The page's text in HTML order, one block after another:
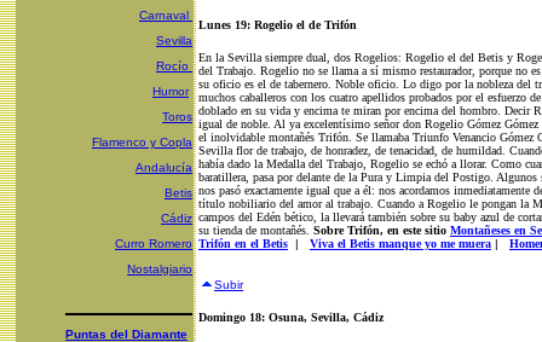
Carnaval
Sevilla
Rocío
Humor
Toros
Flamenco y Copla
Andalucía
Betis
Cádiz
Curro Romero
Nostalgiario
Puntas del Diamante
Lunes 19: Rogelio el de Trifón
En la Sevilla siempre dual, dos Rogelios: Rogelio el del Betis y
del Trabajo. Rogelio no se llama a sí mismo restaurador, porque no
su oficio es el de tabernero. Noble oficio. Lo digo por la nobleza del
muchos caballeros con los cuatro apellidos probados por el esfuerzo
doblado en su vida y encima te miran por encima del hombro. Decir
igual de noble. Al ya excelentísimo señor don Rogelio Gómez
el inolvidable montañés Trifón. Se llamaba Triunfo Venancio Gómez
Sevilla flor de trabajo, de honradez, de tenacidad, de humildad.
había dado la Medalla del Trabajo, Rogelio se echó a llorar. Como
baratillera, pasa por delante de la Pura y Limpia del Postigo.
nos pasó exactamente igual que a él: nos acordamos inmediatamente
título nobiliario del amor al trabajo. Cuando a Rogelio le pongan la
campos del Edén bético, la llevará también sobre su baby azul de
su tienda de montañés. Sobre Trifón, en este sitio Montañeses en
Trifón en el Betis | Viva el Betis manque yo me muera |
Subir
Domingo 18: Osuna, Sevilla, Cádiz